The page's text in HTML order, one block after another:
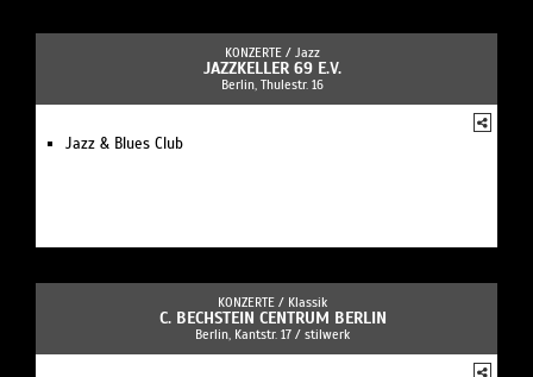
KONZERTE / Jazz
JAZZKELLER 69 E.V.
Berlin, Thulestr. 16
Jazz & Blues Club
KONZERTE / Klassik
C. BECHSTEIN CENTRUM BERLIN
Berlin, Kantstr. 17 / stilwerk